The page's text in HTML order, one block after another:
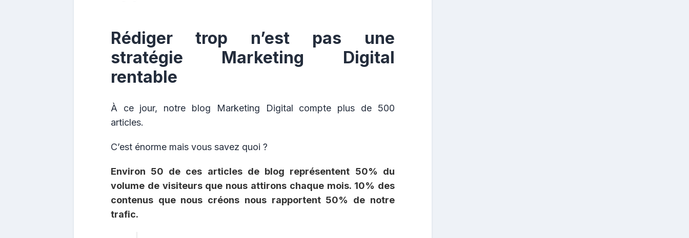
Rédiger trop n’est pas une
stratégie Marketing Digital
rentable
À ce jour, notre blog Marketing Digital compte plus de 500
articles.
C’est énorme mais vous savez quoi ?
Environ 50 de ces articles de blog représentent 50% du
volume de visiteurs que nous attirons chaque mois. 10% des
contenus que nous créons nous rapportent 50% de notre
trafic.